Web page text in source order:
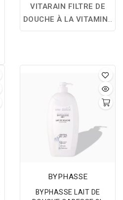
VITARAIN FILTRE DE
DOUCHE À LA VITAMINE
C – ROSE :un filtre de
chlore et les impuretés
de l'eau, protège la peau
et les cheveux, tout en
offrant une douche plus
douce, hydratante et
délicatement parfumée à
la rose.
BYPHASSE
BYPHASSE LAIT DE